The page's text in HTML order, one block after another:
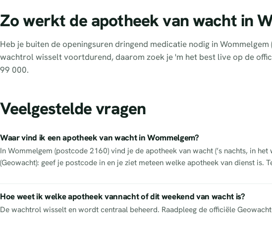
Zo werkt de apotheek van wacht in
Heb je buiten de openingsuren dringend medicatie nodig in
wachtrol wisselt voortdurend, daarom zoek je 'm het best live op de
99 000.
Veelgestelde vragen
Waar vind ik een apotheek van wacht in Wommelgem?
In Wommelgem (postcode 2160) vind je de apotheek van wacht (’s nachts, in
(Geowacht): geef je postcode in en je ziet meteen welke apotheek van dienst is.
Hoe weet ik welke apotheek vannacht of dit weekend van wacht is?
De wachtrol wisselt en wordt centraal beheerd. Raadpleeg de officiële